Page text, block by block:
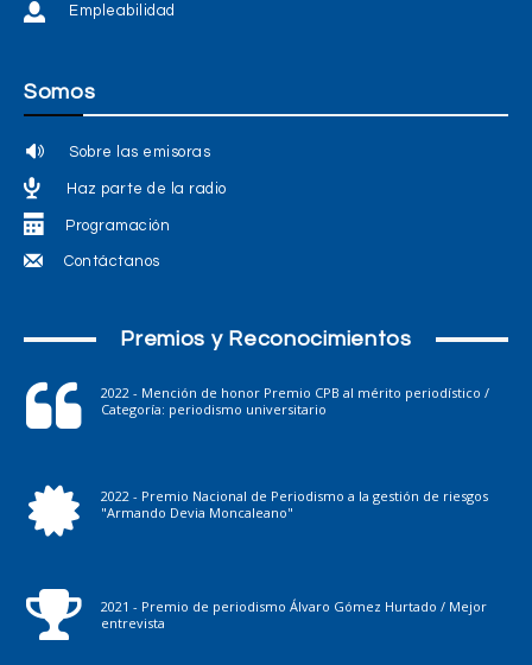
Empleabilidad
Somos
Sobre las emisoras
Haz parte de la radio
Programación
Contáctanos
Premios y Reconocimientos
2022 - Mención de honor Premio CPB al mérito periodístico /
Categoría: periodismo universitario
2022 - Premio Nacional de Periodismo a la gestión de riesgos
"Armando Devia Moncaleano"
2021 - Premio de periodismo Álvaro Gómez Hurtado / Mejor
entrevista